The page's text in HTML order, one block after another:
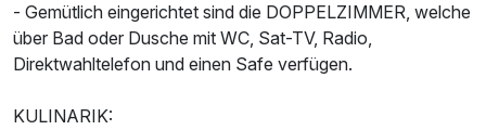
- Gemütlich eingerichtet sind die DOPPELZIMMER, welche
über Bad oder Dusche mit WC, Sat-TV, Radio,
Direktwahltelefon und einen Safe verfügen.
KULINARIK: